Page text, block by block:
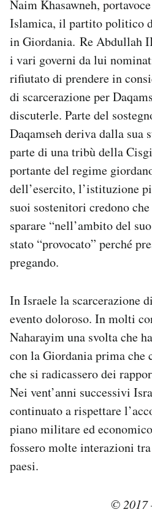
Naim Khasawneh,
Islamica, il partito politico
in Giordania. Re Abdullah
i vari governi da lui
rifiutato di prendere in
di scarcerazione per
discuterle. Parte del
Daqamseh deriva dalla sua
parte di una tribù della
portante del regime
dell’esercito, l’istituzione
suoi sostenitori credono
sparare “nell’ambito del
stato “provocato” perché
pregando.
In Israele la scarcerazione
evento doloroso. In molti
Naharayim una svolta che
con la Giordania prima che
che si radicassero dei
Nei vent’anni successivi
continuato a rispettare
piano militare ed
fossero molte interazioni
paesi.
© 2017